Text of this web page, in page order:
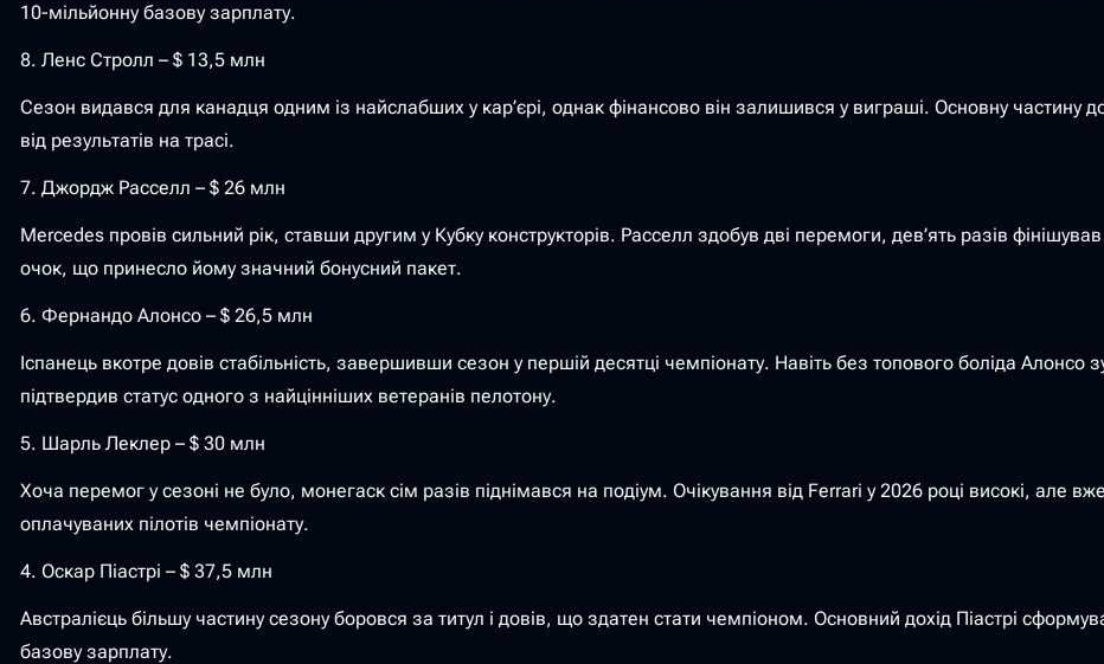
10-мільйонну базову зарплату.
8. Ленс Стролл – $ 13,5 млн
Сезон видався для канадця одним із найслабших у кар’єрі, однак фінансово він залишився у виграші. Основну частину
від результатів на трасі.
7. Джордж Расселл – $ 26 млн
Mercedes провів сильний рік, ставши другим у Кубку конструкторів. Расселл здобув дві перемоги, дев’ять разів
очок, що принесло йому значний бонусний пакет.
6. Фернандо Алонсо – $ 26,5 млн
Іспанець вкотре довів стабільність, завершивши сезон у першій десятці чемпіонату. Навіть без топового боліда Алонсо
підтвердив статус одного з найцінніших ветеранів пелотону.
5. Шарль Леклер – $ 30 млн
Хоча перемог у сезоні не було, монегаск сім разів піднімався на подіум. Очікування від Ferrari у 2026 році високі, але
оплачуваних пілотів чемпіонату.
4. Оскар Піастрі – $ 37,5 млн
Австралієць більшу частину сезону боровся за титул і довів, що здатен стати чемпіоном. Основний дохід Піастрі
базову зарплату.